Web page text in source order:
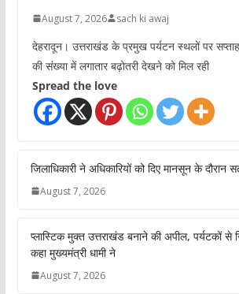
August 7, 2026 sach ki awaj
देहरादून। उत्तराखंड के प्रमुख पर्यटन स्थलों पर
की संख्या में लगातार बढ़ोतरी देखने को मिल रही
Spread the love
जिलाधिकारी ने अधिकारियों को दिए मानसून के दौरान
August 7, 2026
प्लास्टिक मुक्त उत्तराखंड बनाने की अपील, पर्यटकों से
कहा मुख्यमंत्री धामी ने
August 7, 2026